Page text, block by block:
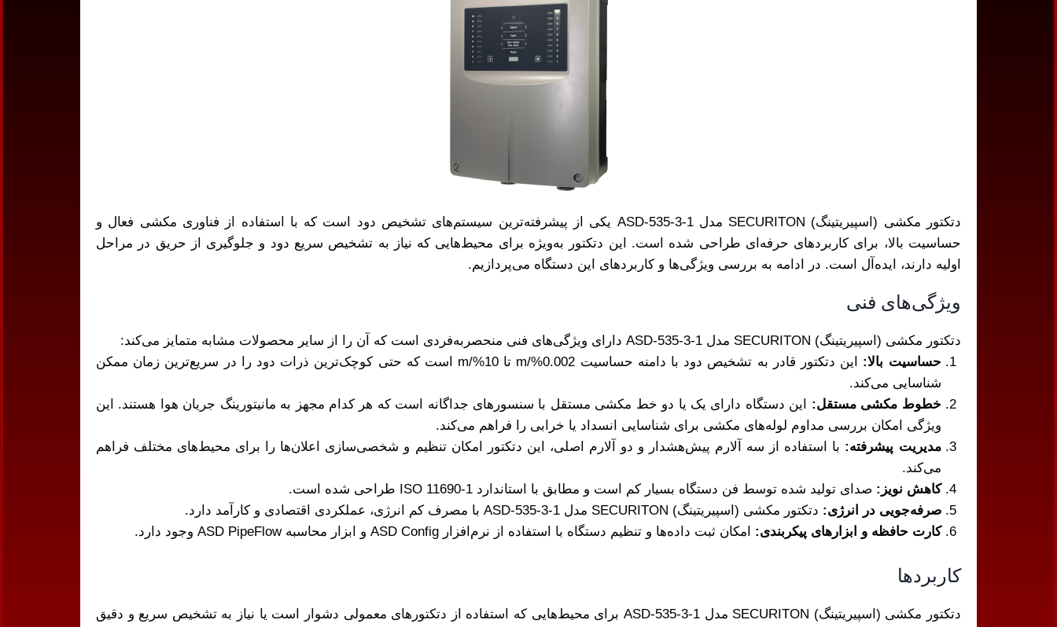
دتکتور مکشی (اسپیریتینگ) SECURITON مدل ASD-535-3-1 یکی از پیشرفته‌ترین سیستم‌های تشخیص دود است که با استفاده از فناوری مکشی فعال و
حساسیت بالا، برای کاربردهای حرفه‌ای طراحی شده است. این دتکتور به‌ویژه برای محیط‌هایی که نیاز به تشخیص سریع دود و جلوگیری از حریق در مراحل
اولیه دارند، ایده‌آل است. در ادامه به بررسی ویژگی‌ها و کاربردهای این دستگاه می‌پردازیم.
ویژگی‌های فنی
دتکتور مکشی (اسپیریتینگ) SECURITON مدل ASD-535-3-1 دارای ویژگی‌های فنی منحصربه‌فردی است که آن را از سایر محصولات مشابه متمایز می‌کند:
حساسیت بالا:
این دتکتور قادر به تشخیص دود با دامنه حساسیت 0.002%/m تا 10%/m است که حتی کوچک‌ترین ذرات دود را در سریع‌ترین زمان ممکن
شناسایی می‌کند.
خطوط مکشی مستقل: این دستگاه دارای یک یا دو خط مکشی مستقل با سنسورهای جداگانه است که هر کدام مجهز به مانیتورینگ جریان هوا هستند. این
ویژگی امکان بررسی مداوم لوله‌های مکشی برای شناسایی انسداد یا خرابی را فراهم می‌کند.
مدیریت پیشرفته: با استفاده از سه آلارم پیش‌هشدار و دو آلارم اصلی، این دتکتور امکان تنظیم و شخصی‌سازی اعلان‌ها را برای محیط‌های مختلف فراهم
می‌کند.
کاهش نویز: صدای تولید شده توسط فن دستگاه بسیار کم است و مطابق با استاندارد ISO 11690-1 طراحی شده است.
صرفه‌جویی در انرژی: دتکتور مکشی (اسپیریتینگ) SECURITON مدل ASD-535-3-1 با مصرف کم انرژی، عملکردی اقتصادی و کارآمد دارد.
کارت حافظه و ابزارهای پیکربندی: امکان ثبت داده‌ها و تنظیم دستگاه با استفاده از نرم‌افزار ASD Config و ابزار محاسبه ASD PipeFlow وجود دارد.
کاربردها
دتکتور مکشی (اسپیریتینگ) SECURITON مدل ASD-535-3-1 برای محیط‌هایی که استفاده از دتکتورهای معمولی دشوار است یا نیاز به تشخیص سریع و دقیق